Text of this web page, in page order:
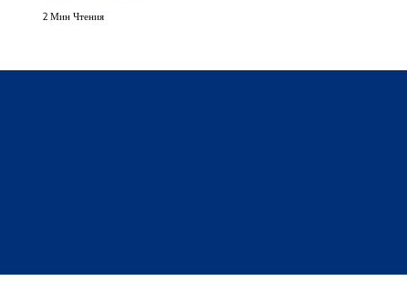
2 Мин Чтения